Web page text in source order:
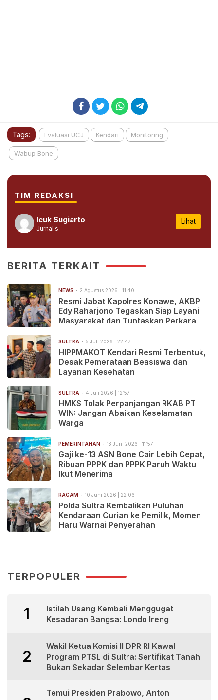
Tags: Evaluasi UCJ Kendari Monitoring
Wabup Bone
TIM REDAKSI
Icuk Sugiarto
Jurnalis
Lihat
BERITA TERKAIT
NEWS 2 Agustus 2026 | 11:40
Resmi Jabat Kapolres Konawe, AKBP
Edy Raharjono Tegaskan Siap Layani
Masyarakat dan Tuntaskan Perkara
SULTRA 5 Juli 2026 | 22:47
HIPPMAKOT Kendari Resmi Terbentuk,
Desak Pemerataan Beasiswa dan
Layanan Kesehatan
SULTRA 4 Juli 2026 | 12:57
HMKS Tolak Perpanjangan RKAB PT
WIN: Jangan Abaikan Keselamatan
Warga
PEMERINTAHAN 13 Juni 2026 | 11:57
Gaji ke-13 ASN Bone Cair Lebih Cepat,
Ribuan PPPK dan PPPK Paruh Waktu
Ikut Menerima
RAGAM 10 Juni 2026 | 22:06
Polda Sultra Kembalikan Puluhan
Kendaraan Curian ke Pemilik, Momen
Haru Warnai Penyerahan
TERPOPULER
1
Istilah Usang Kembali Menggugat
Kesadaran Bangsa: Londo Ireng
2
Wakil Ketua Komisi II DPR RI Kawal
Program PTSL di Sultra: Sertifikat Tanah
Bukan Sekadar Selembar Kertas
Temui Presiden Prabowo, Anton